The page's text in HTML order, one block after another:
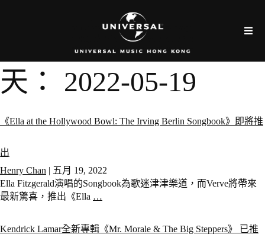
天： 2022-05-19
《Ella at the Hollywood Bowl: The Irving Berlin Songbook》即將推
出
Henry Chan | 五月 19, 2022
Ella Fitzgerald演唱的Songbook為歌迷津津樂道，而Verve將帶來
最新驚喜，推出《Ella …
Kendrick Lamar全新專輯《Mr. Morale & The Big Steppers》 已推